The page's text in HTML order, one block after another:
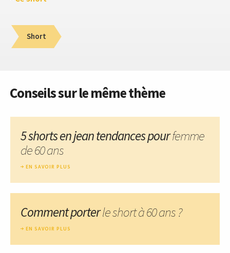
Short
Conseils sur le même thème
5 shorts en jean tendances pourfemme
de 60 ans
EN SAVOIR PLUS
Comment porterle short à 60 ans ?
EN SAVOIR PLUS